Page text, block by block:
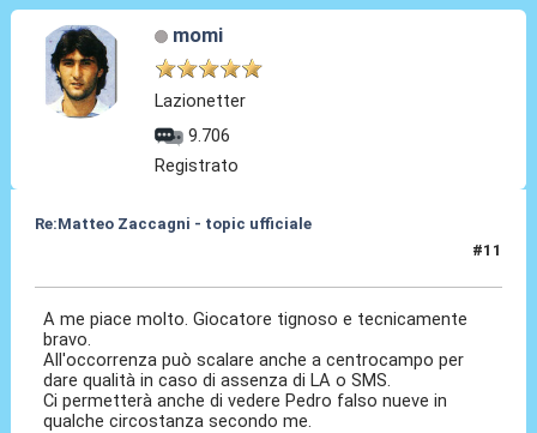
momi
Lazionetter
9.706
Registrato
Re:Matteo Zaccagni - topic ufficiale
#11
A me piace molto. Giocatore tignoso e tecnicamente
bravo.
All'occorrenza può scalare anche a centrocampo per
dare qualità in caso di assenza di LA o SMS.
Ci permetterà anche di vedere Pedro falso nueve in
qualche circostanza secondo me.